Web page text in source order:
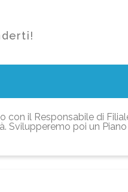
con il Responsabile di
Svilupperemo poi un